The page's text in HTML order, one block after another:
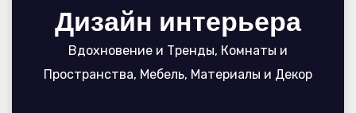
Дизайн интерьера
Вдохновение и Тренды, Комнаты и
Пространства, Мебель, Материалы и Декор